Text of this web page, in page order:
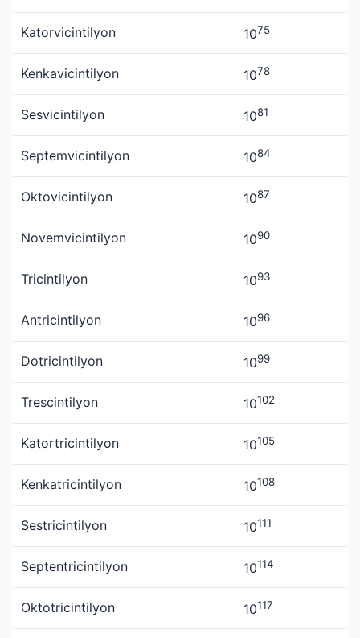
Katorvicintilyon 1075
Kenkavicintilyon 1078
Sesvicintilyon 1081
Septemvicintilyon 1084
Oktovicintilyon 1087
Novemvicintilyon 1090
Tricintilyon 1093
Antricintilyon 1096
Dotricintilyon 1099
Trescintilyon 10102
Katortricintilyon 10105
Kenkatricintilyon 10108
Sestricintilyon 10111
Septentricintilyon 10114
Oktotricintilyon 10117